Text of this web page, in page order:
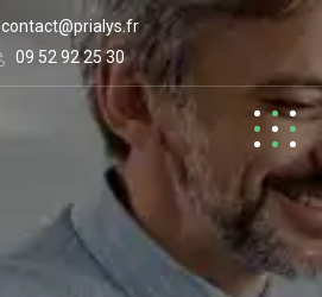
contact@prialys.fr
09 52 92 25 30